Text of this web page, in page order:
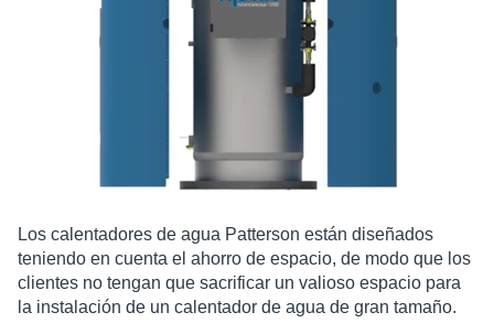
Los calentadores de agua Patterson están diseñados
teniendo en cuenta el ahorro de espacio, de modo que los
clientes no tengan que sacrificar un valioso espacio para
la instalación de un calentador de agua de gran tamaño.